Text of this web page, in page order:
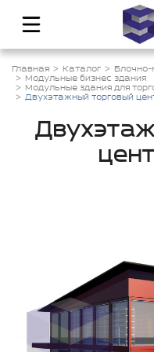
Главная Каталог
Блочно-
Модульные бизнес здания
Модульные здания для
Двухэтажный торговый